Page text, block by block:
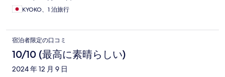
KYOKO、1 泊旅行
宿泊者限定の口コミ
10/10 (最高に素晴らしい)
2024 年 12 月 9 日